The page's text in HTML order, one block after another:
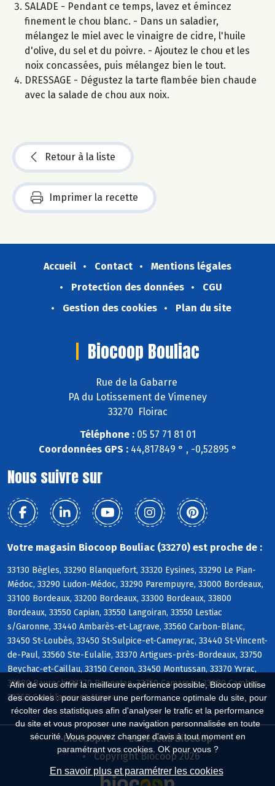
Afin de vous offrir la meilleure expérience possible, Biocoop utilise
des cookies : pour assurer une performance optimale du site, pour
récolter des statistiques afin d'analyser le trafic et la performance
du site et vous proposer une navigation personnalisée en toute
sécurité. Vous pouvez changer d'avis à tout moment en
paramétrant vos cookies. OK pour vous ?
En savoir plus et paramétrer les cookies
SALADE - Pendant ce temps, lavez et émincez
finement le chou blanc. - Dans un saladier,
mélangez le miel avec le vinaigre de cidre, l'huile
d'olive, du sel et du poivre. - Ajoutez le chou et les
noix concassées, puis mélangez bien le tout.
DRESSAGE - Dégustez la tarte flambée bien chaude
avec la salade de chou aux noix.
Retour à la liste
Imprimer la recette
Accueil Contact
Mentions légales
Protection des données
CGU
Gestion des cookies
Plan du site
Biocoop Bouliac
Rue de la Gabarre
PA du Lotissement de Vimeney
33270 Floirac
Téléphone :05 57 71 81 01
Coordonnées GPS :44,817849 ° , -0,52895 °
Nous suivre sur
Votre magasin Biocoop Bouliac (33270) est proche de :
33130 Bègles, 33290 Blanquefort, 33320 Eysines, 33290 Le Pian-
Médoc, 33290 Ludon-Médoc, 33290 Parempuyre, 33000 Bordeaux,
33100 Bordeaux, 33200 Bordeaux, 33300 Bordeaux, 33800
Bordeaux, 33550 Capian, 33550 Langoiran, 33550 Lestiac
s/Garonne, 33440 Ambarès-et-Lagrave, 33560 Carbon-Blanc,
33450 St-Loubès, 33450 St-Sulpice-et-Cameyrac, 33440 St-Vincent-
de-Paul, 33560 Ste-Eulalie, 33370 Artigues-près-Bordeaux, 33750
Beychac-et-Caillau, 33150 Cenon, 33450 Montussan, 33370 Yvrac,
33880 Baurech, 33370 Bonnetan, 33750 Camarsac, 33880 Cambes,
33360 Camblanes-et-Meynac
Biocoop.fr
Le réseau Biocoop
Copyright Biocoop 2026